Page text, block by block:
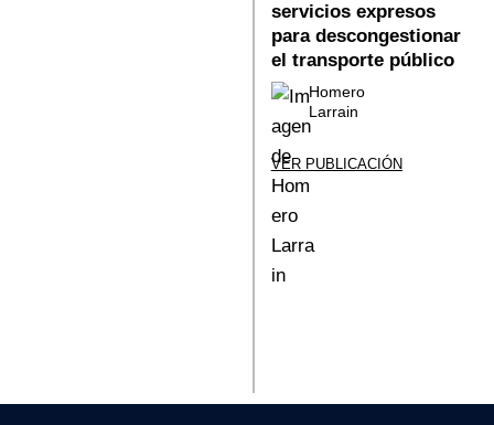
servicios expresos
para descongestionar
el transporte público
Homero
Larrain
VER PUBLICACIÓN